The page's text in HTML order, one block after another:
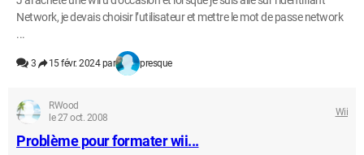
Network, je devais choisir l’utilisateur et mettre le mot de passe network
...
3 15 févr. 2024 par presque
RWood
le 27 oct. 2008
Wii
Problème pour formater wii...